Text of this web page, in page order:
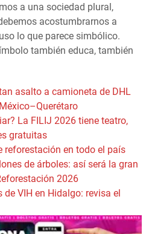
a una sociedad plural,
acostumbrarnos a
lo que parece simbólico.
también educa, también
asalto a camioneta de DHL
La FILIJ 2026 tiene teatro,
gratuitas
reforestación en todo el país
de árboles: así será la gran
2026
VIH en Hidalgo: revisa el